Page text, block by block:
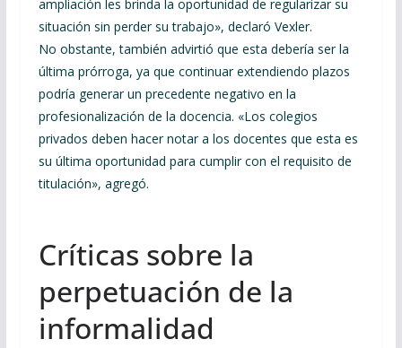
ampliación les brinda la oportunidad de regularizar su
situación sin perder su trabajo», declaró Vexler.
No obstante, también advirtió que esta debería ser la
última prórroga, ya que continuar extendiendo plazos
podría generar un precedente negativo en la
profesionalización de la docencia. «Los colegios
privados deben hacer notar a los docentes que esta es
su última oportunidad para cumplir con el requisito de
titulación», agregó.
Críticas sobre la
perpetuación de la
informalidad